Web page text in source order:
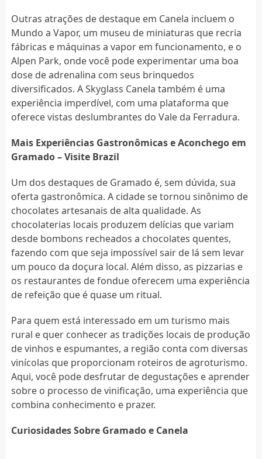
Outras atrações de destaque em Canela incluem o
Mundo a Vapor, um museu de miniaturas que recria
fábricas e máquinas a vapor em funcionamento, e o
Alpen Park, onde você pode experimentar uma boa
dose de adrenalina com seus brinquedos
diversificados. A Skyglass Canela também é uma
experiência imperdível, com uma plataforma que
oferece vistas deslumbrantes do Vale da Ferradura.
Mais Experiências Gastronômicas e Aconchego em
Gramado – Visite Brazil
Um dos destaques de Gramado é, sem dúvida, sua
oferta gastronômica. A cidade se tornou sinônimo de
chocolates artesanais de alta qualidade. As
chocolaterias locais produzem delícias que variam
desde bombons recheados a chocolates quentes,
fazendo com que seja impossível sair de lá sem levar
um pouco da doçura local. Além disso, as pizzarias e
os restaurantes de fondue oferecem uma experiência
de refeição que é quase um ritual.
Para quem está interessado em um turismo mais
rural e quer conhecer as tradições locais de produção
de vinhos e espumantes, a região conta com diversas
vinícolas que proporcionam roteiros de agroturismo.
Aqui, você pode desfrutar de degustações e aprender
sobre o processo de vinificação, uma experiência que
combina conhecimento e prazer.
Curiosidades Sobre Gramado e Canela